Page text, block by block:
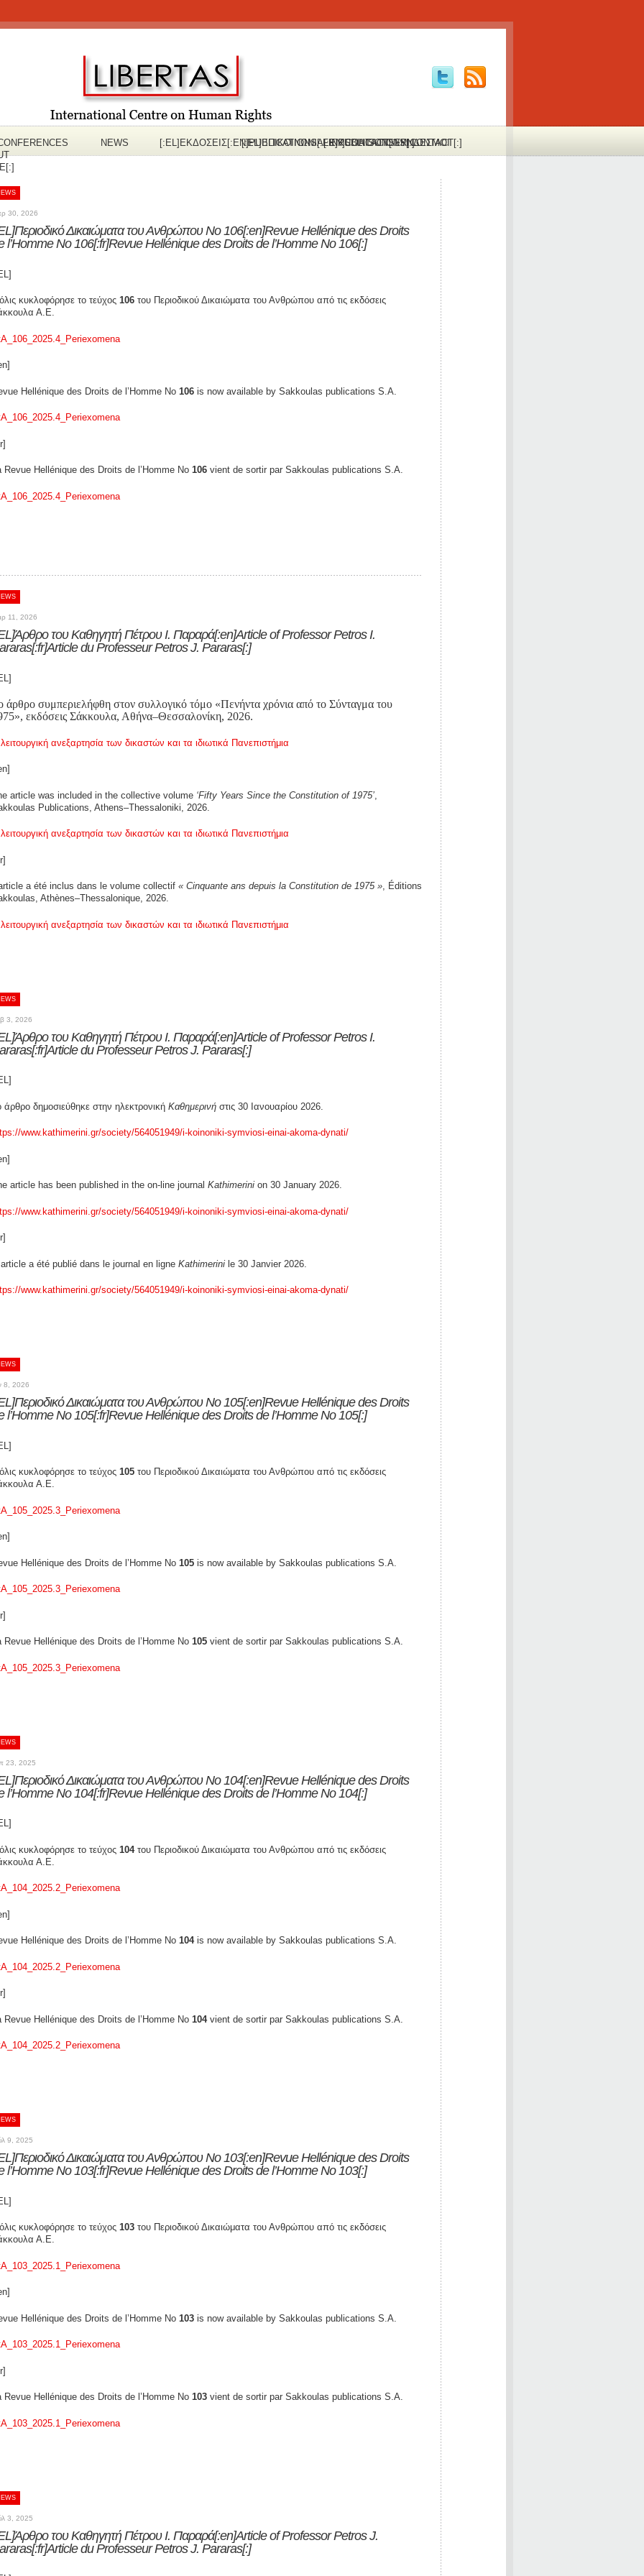
NEWS [:EL]ΕΚΔOΣΕΙΣ[:EN]PUBLICATIONS[:FR]PUBLICATIONS[:]
[:EL]ΕΠΙΚΟΙΝΩΝΙΑ[:EN]CONTACT[:FR]CONTACT[:]
LINKSLIAISONSΣΥΝΔΕΣΜΟΙ
30, 2026
Δικαιώματα του Ανθρώπου Νο 106[:en]Revue Hellénique des Droits
l’Homme No 106[:fr]Revue Hellénique des Droits de l’Homme No 106[:]
κυκλοφόρησε το τεύχος 106 του Περιοδικού Δικαιώματα του Ανθρώπου από τις εκδόσεις
Α.Ε.
Hellénique des Droits de l’Homme Νο 106 is now available by Sakkoulas publications S.A.
Revue Hellénique des Droits de l’Homme No 106 vient de sortir par Sakkoulas publications S.A.
11, 2026
του Καθηγητή Πέτρου Ι. Παραρά[:en]Article of Professor Petros I.
du Professeur Petros J. Pararas[:]
άρθρο συμπεριελήφθη στον συλλογικό τόμο «Πενήντα χρόνια από το Σύνταγμα του
εκδόσεις Σάκκουλα, Αθήνα–Θεσσαλονίκη, 2026.
ανεξαρτησία των δικαστών και τα ιδιωτικά Πανεπιστήμια
article was included in the collective volume ‘Fifty Years Since the Constitution of 1975’
Publications, Athens–Thessaloniki, 2026.
ανεξαρτησία των δικαστών και τα ιδιωτικά Πανεπιστήμια
a été inclus dans le volume collectif « Cinquante ans depuis la Constitution de 1975 », Éditions
Athènes–Thessalonique, 2026.
ανεξαρτησία των δικαστών και τα ιδιωτικά Πανεπιστήμια
3, 2026
του Καθηγητή Πέτρου Ι. Παραρά[:en]Article of Professor Petros I.
du Professeur Petros J. Pararas[:]
άρθρο δημοσιεύθηκε στην ηλεκτρονική Καθημερινή στις 30 Ιανουαρίου 2026.
www.kathimerini.gr/society/564051949/i-koinoniki-symviosi-einai-akoma-dynati/
article has been published in the on-line journal Kathimerini on 30 January 2026.
www.kathimerini.gr/society/564051949/i-koinoniki-symviosi-einai-akoma-dynati/
article a été publié dans le journal en ligne Kathimerini le 30 Janvier 2026.
www.kathimerini.gr/society/564051949/i-koinoniki-symviosi-einai-akoma-dynati/
8, 2026
Δικαιώματα του Ανθρώπου Νο 105[:en]Revue Hellénique des Droits
l’Homme No 105[:fr]Revue Hellénique des Droits de l’Homme No 105[:]
κυκλοφόρησε το τεύχος 105 του Περιοδικού Δικαιώματα του Ανθρώπου από τις εκδόσεις
Α.Ε.
Hellénique des Droits de l’Homme Νο 105 is now available by Sakkoulas publications S.A.
Revue Hellénique des Droits de l’Homme No 105 vient de sortir par Sakkoulas publications S.A.
23, 2025
Δικαιώματα του Ανθρώπου Νο 104[:en]Revue Hellénique des Droits
l’Homme No 104[:fr]Revue Hellénique des Droits de l’Homme No 104[:]
κυκλοφόρησε το τεύχος 104του Περιοδικού Δικαιώματα του Ανθρώπου από τις εκδόσεις
Α.Ε.
Hellénique des Droits de l’Homme Νο 104 is now available by Sakkoulas publications S.A.
Revue Hellénique des Droits de l’Homme No 104vient de sortir par Sakkoulas publications S.A.
9, 2025
Δικαιώματα του Ανθρώπου Νο 103[:en]Revue Hellénique des Droits
l’Homme No 103[:fr]Revue Hellénique des Droits de l’Homme No 103[:]
κυκλοφόρησε το τεύχος 103 του Περιοδικού Δικαιώματα του Ανθρώπου από τις εκδόσεις
Α.Ε.
Hellénique des Droits de l’Homme Νο 103 is now available by Sakkoulas publications S.A.
Revue Hellénique des Droits de l’Homme No 103 vient de sortir par Sakkoulas publications S.A.
3, 2025
του Καθηγητή Πέτρου Ι. Παραρά[:en]Article of Professor Petros J.
du Professeur Petros J. Pararas[:]